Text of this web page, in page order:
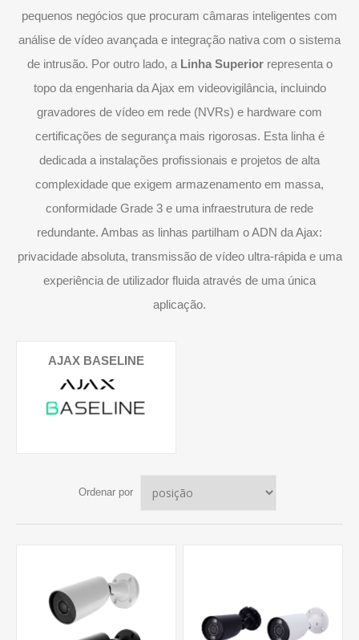
pequenos negócios que procuram câmaras inteligentes com
análise de vídeo avançada e integração nativa com o sistema
de intrusão. Por outro lado, a Linha Superiorrepresenta o
topo da engenharia da Ajax em videovigilância, incluindo
gravadores de vídeo em rede (NVRs) e hardware com
certificações de segurança mais rigorosas. Esta linha é
dedicada a instalações profissionais e projetos de alta
complexidade que exigem armazenamento em massa,
conformidade Grade 3 e uma infraestrutura de rede
redundante. Ambas as linhas partilham o ADN da Ajax:
privacidade absoluta, transmissão de vídeo ultra-rápida e uma
experiência de utilizador fluida através de uma única
aplicação.
AJAX BASELINE
Ordenar por